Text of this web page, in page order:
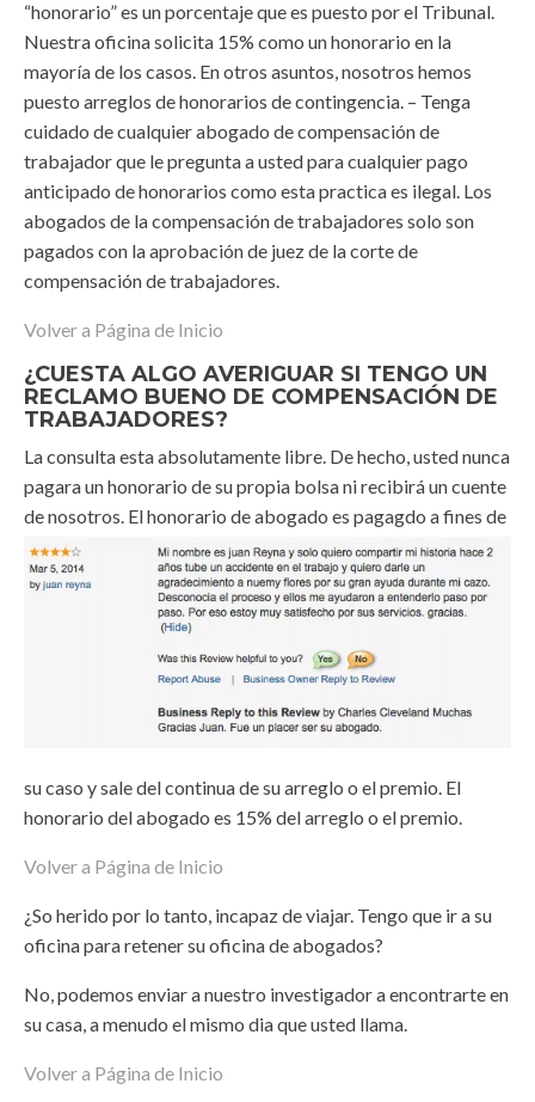
“honorario” es un porcentaje que es puesto por el Tribunal.
Nuestra oficina solicita 15% como un honorario en la
mayoría de los casos. En otros asuntos, nosotros hemos
puesto arreglos de honorarios de contingencia. – Tenga
cuidado de cualquier abogado de compensación de
trabajador que le pregunta a usted para cualquier pago
anticipado de honorarios como esta practica es ilegal. Los
abogados de la compensación de trabajadores solo son
pagados con la aprobación de juez de la corte de
compensación de trabajadores.
Volver a Página de Inicio
¿CUESTA ALGO AVERIGUAR SI TENGO UN
RECLAMO BUENO DE COMPENSACIÓN DE
TRABAJADORES?
La consulta esta absolutamente libre. De hecho, usted nunca
pagara un honorario de su propia bolsa ni recibirá un cuente
de nosotros. El honorario de abogado es pagagdo afines de
su caso y sale del continua de su arreglo o el premio. El
honorario del abogado es 15% del arreglo o el premio.
Volver a Página de Inicio
¿So herido por lo tanto, incapaz de viajar. Tengo que ir a su
oficina para retener su oficina de abogados?
No, podemos enviar a nuestro investigador a encontrarte en
su casa, a menudo el mismo dia que usted llama.
Volver a Página de Inicio